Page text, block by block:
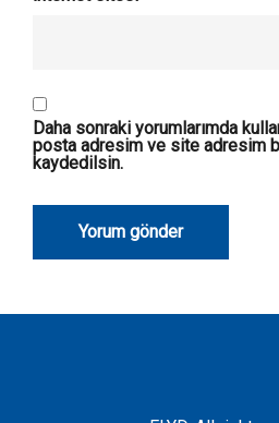
Daha sonraki yorumlarımda
posta adresim ve site adresim
kaydedilsin.